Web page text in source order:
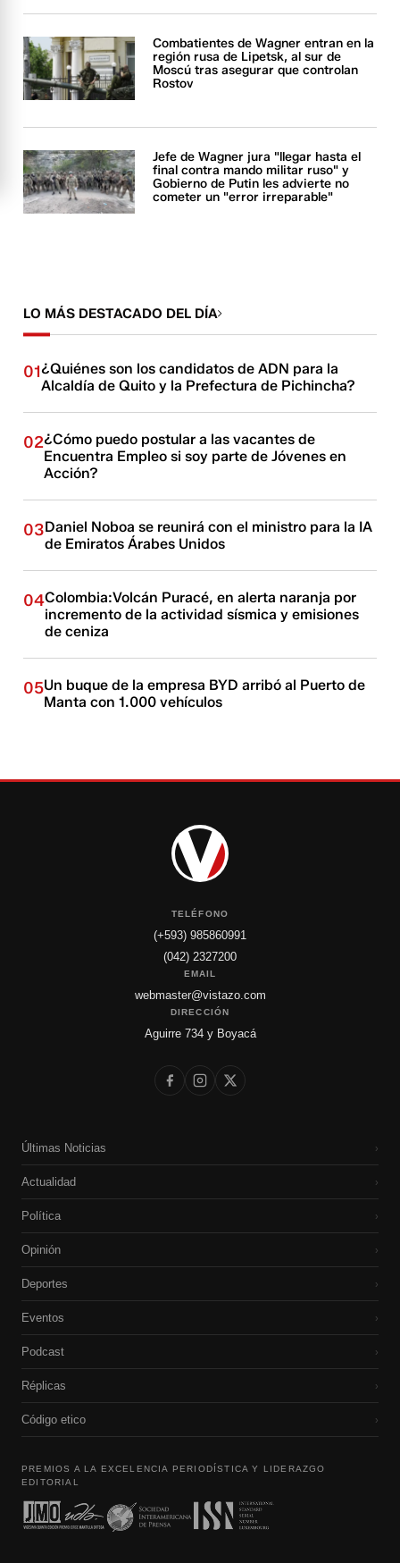
Combatientes de Wagner entran en la
región rusa de Lipetsk, al sur de
Moscú tras asegurar que controlan
Rostov
Jefe de Wagner jura "llegar hasta el
final contra mando militar ruso" y
Gobierno de Putin les advierte no
cometer un "error irreparable"
LO MÁS DESTACADO DEL DÍA
01¿Quiénes son los candidatos de ADN para la
Alcaldía de Quito y la Prefectura de Pichincha?
02¿Cómo puedo postular a las vacantes de
Encuentra Empleo si soy parte de Jóvenes en
Acción?
03Daniel Noboa se reunirá con el ministro para la IA
de Emiratos Árabes Unidos
04Colombia:Volcán Puracé, en alerta naranja por
incremento de la actividad sísmica y emisiones
de ceniza
05Un buque de la empresa BYD arribó al Puerto de
Manta con 1.000 vehículos
TELÉFONO
(+593) 985860991
(042) 2327200
EMAIL
webmaster@vistazo.com
DIRECCIÓN
Aguirre 734 y Boyacá
Últimas Noticias ›
Actualidad ›
Política ›
Opinión ›
Deportes ›
Eventos ›
Podcast ›
Réplicas ›
Código etico ›
PREMIOS A LA EXCELENCIA PERIODÍSTICA Y LIDERAZGO
EDITORIAL